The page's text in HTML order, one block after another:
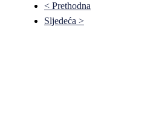
< Prethodna
Sljedeća >